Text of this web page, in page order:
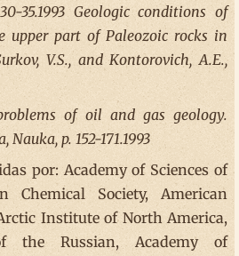
35.1993 Geologic conditions of
upper part of Paleozoic rocks in
V.S., and Kontorovich, A.E.,
of oil and gas geology.
Nauka, p. 152-171.1993
por: Academy of Sciences of
Chemical Society, American
Institute of North America,
the Russian, Academy of